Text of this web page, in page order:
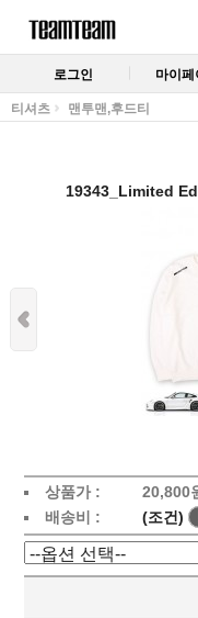
로그인 마이페
티셔츠 맨투맨,후드티
19343_Limited
상품가 : 20,800
배송비 : (조건)